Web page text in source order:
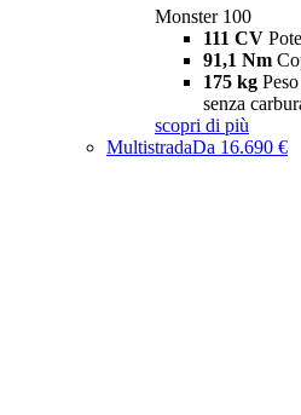
Monster 100
111 CV
91,1 Nm
175 kg
senza
scopri di più
MultistradaDa 16.690 €